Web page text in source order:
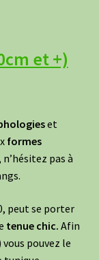
et +)
et
formes
pas à
peut se porter
tenue chic. Afin
vous pouvez le